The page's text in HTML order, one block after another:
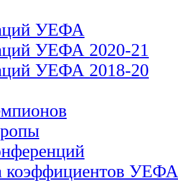
УЕФА
УЕФА 2020-21
УЕФА 2018-20
коэффициентов УЕФА